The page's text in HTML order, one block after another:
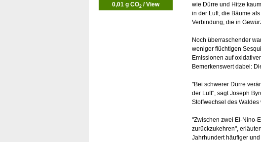
wie Dürre und Hitze
in der Luft, die Bäume
Verbindung, die in
Noch überraschender
weniger flüchtigen
Emissionen auf
Bemerkenswert dabei:
"Bei schwerer Dürre
der Luft", sagt Joseph
Stoffwechsel des
"Zwischen zwei El-Nino-
zurückzukehren",
Jahrhundert häufiger
0,01 g CO2 / View